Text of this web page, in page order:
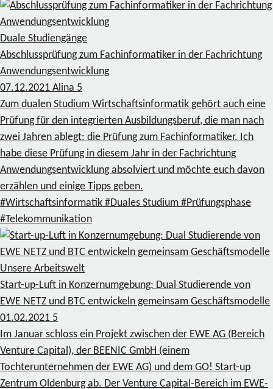
Duale Studiengänge
Abschlussprüfung zum Fachinformatiker in der Fachrichtung
Anwendungsentwicklung
07.12.2021 Alina 5
Zum dualen Studium Wirtschaftsinformatik gehört auch eine
Prüfung für den integrierten Ausbildungsberuf, die man nach
zwei Jahren ablegt: die Prüfung zum Fachinformatiker. Ich
habe diese Prüfung in diesem Jahr in der Fachrichtung
Anwendungsentwicklung absolviert und möchte euch davon
erzählen und einige Tipps geben.
#Wirtschaftsinformatik #Duales Studium #Prüfungsphase
#Telekommunikation
Unsere Arbeitswelt
Start-up-Luft in Konzernumgebung: Dual Studierende von
EWE NETZ und BTC entwickeln gemeinsam Geschäftsmodelle
01.02.2021 5
Im Januar schloss ein Projekt zwischen der EWE AG (Bereich
Venture Capital), der BEENIC GmbH (einem
Tochterunternehmen der EWE AG) und dem GO! Start-up
Zentrum Oldenburg ab. Der Venture Capital-Bereich im EWE-